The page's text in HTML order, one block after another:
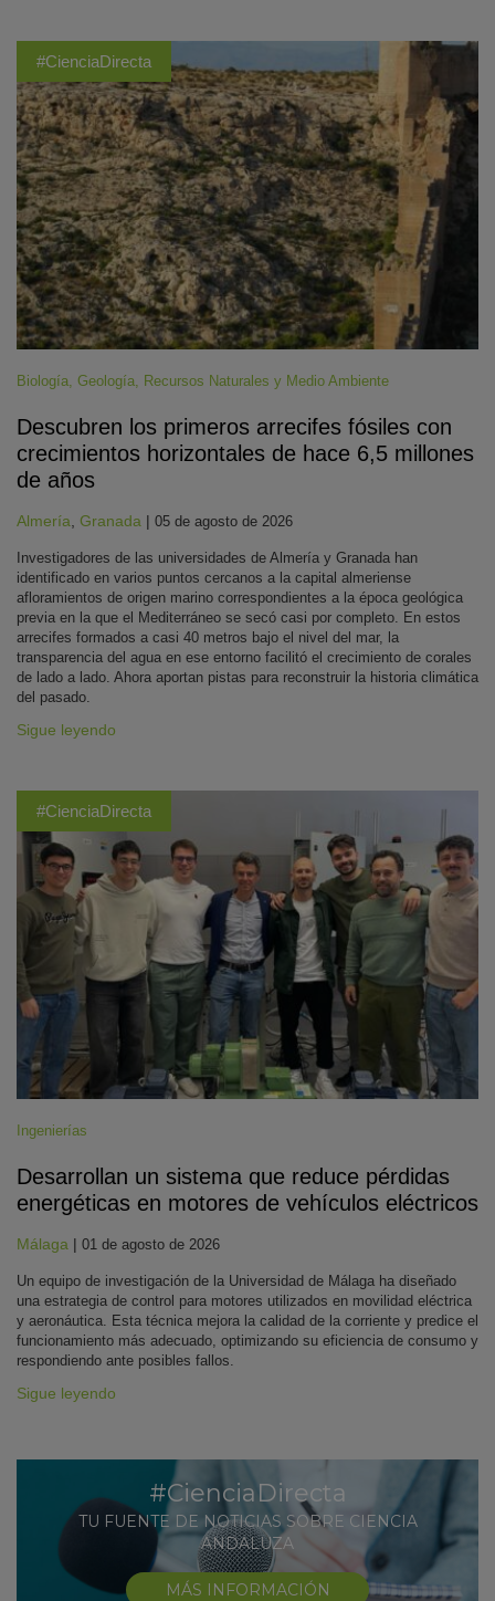
#CienciaDirecta
Biología, Geología, Recursos Naturales y Medio Ambiente
Descubren los primeros arrecifes fósiles con
crecimientos horizontales de hace 6,5 millones
de años
Almería Granada | 05 de agosto de 2026
Investigadores de las universidades de Almería y Granada han
identificado en varios puntos cercanos a la capital almeriense
afloramientos de origen marino correspondientes a la época geológica
previa en la que el Mediterráneo se secó casi por completo. En estos
arrecifes formados a casi 40 metros bajo el nivel del mar, la
transparencia del agua en ese entorno facilitó el crecimiento de corales
de lado a lado. Ahora aportan pistas para reconstruir la historia climática
del pasado.
Sigue leyendo
#CienciaDirecta
Ingenierías
Desarrollan un sistema que reduce pérdidas
energéticas en motores de vehículos eléctricos
Málaga | 01 de agosto de 2026
Un equipo de investigación de la Universidad de Málaga ha diseñado
una estrategia de control para motores utilizados en movilidad eléctrica
y aeronáutica. Esta técnica mejora la calidad de la corriente y predice el
funcionamiento más adecuado, optimizando su eficiencia de consumo y
respondiendo ante posibles fallos.
Sigue leyendo
#CienciaDirecta
TU FUENTE DE NOTICIAS SOBRE CIENCIA
ANDALUZA
MÁS INFORMACIÓN